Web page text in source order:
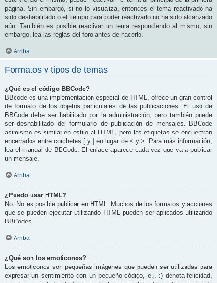
página. Sin embargo, si no lo visualiza, entonces el tema reactivado ha
sido deshabilitado o el tiempo para poder reactivarlo no ha sido alcanzado
aún. También es posible reactivar un tema respondiendo al mismo, sin
embargo, lea las reglas del foro antes de hacerlo.
Arriba
Formatos y tipos de temas
¿Qué es el código BBCode?
BBcode es una implementación especial de HTML, ofrece un gran control
de formato de los objetos particulares de las publicaciones. El uso de
BBCode debe ser habilitado por la administración, pero también puede
ser deshabilitado del formulario de publicación de mensajes. BBCode
asimismo es similar en estilo al HTML, pero las etiquetas se encuentran
encerrados entre corchetes [ y ] en lugar de < y >. Para más información,
lea el manual de BBCode. El enlace aparece cada vez que va a publicar
un mensaje.
Arriba
¿Puedo usar HTML?
No. No es posible publicar en HTML. Muchos de los formatos y acciones
que se pueden ejecutar utilizando HTML pueden ser aplicados utilizando
BBCodes.
Arriba
¿Qué son los emoticonos?
Los emoticonos son pequeñas imágenes que pueden ser utilizadas para
expresar un sentimiento con un pequeño código, e.j. :) denota felicidad,